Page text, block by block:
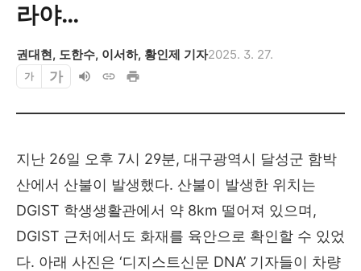
라야…
권대현, 도한수, 이서하, 황인제 기자2025. 3. 27.
가 가
지난 26일 오후 7시 29분, 대구광역시 달성군 함박
산에서 산불이 발생했다. 산불이 발생한 위치는
DGIST 학생생활관에서 약 8km 떨어져 있으며 ,
DGIST 근처에서도 화재를 육안으로 확인할 수 있었
다. 아래 사진은 ‘디지스트신문 DNA’ 기자들이 차량